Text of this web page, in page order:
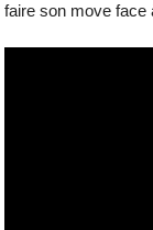
faire son move face